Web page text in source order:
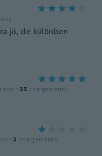
avis
jó, de különben
avis · 35 chargements
· 2 chargements